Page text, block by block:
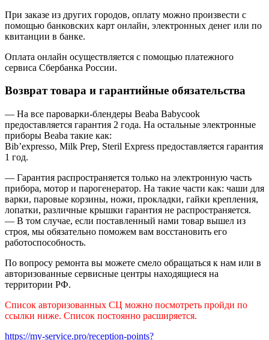
При заказе из других городов, оплату можно произвести с
помощью банковских карт онлайн, электронных денег или по
квитанции в банке.
Оплата онлайн осуществляется с помощью платежного
сервиса Сбербанка России.
Возврат товара и гарантийные обязательства
— На все пароварки-блендеры Beaba Babycook
предоставляется гарантия 2 года. На остальные электронные
приборы Beaba такие как:
Bib’expresso, Milk Prep, Steril Express предоставляется гарантия
1 год.
— Гарантия распространяется только на электронную часть
прибора, мотор и парогенератор. На такие части как: чаши для
варки, паровые корзины, ножи, прокладки, гайки крепления,
лопатки, различные крышки гарантия не распространяется.
— В том случае, если поставленный нами товар вышел из
строя, мы обязательно поможем вам восстановить его
работоспособность.
По вопросу ремонта вы можете смело обращаться к нам или в
авторизованные сервисные центры находящиеся на
территории РФ.
Список авторизованных СЦ можно посмотреть пройди по
ссылки ниже. Список постоянно расширяется.
https://my-service.pro/reception-points?